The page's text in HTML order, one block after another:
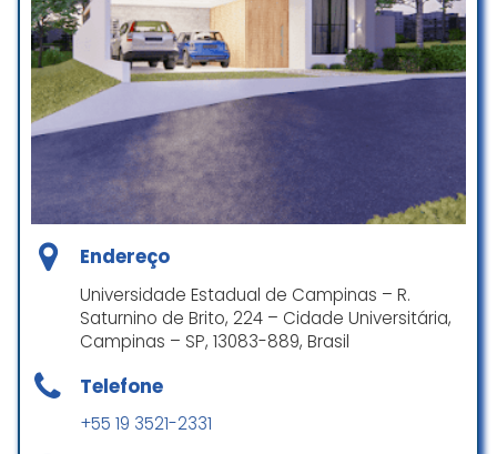
certo nota 10.
Guilherme Alburguetti
Para obter o CND referente ao
meu imóvel, contei com o trabalho
da EngeAjuda, empresa excelente
no atendimento e conhecimento
atentos, cordiais e eficientes nos
atendimentos.
Recomendo
Endereço
Universidade Estadual de Campinas – R.
Saturnino de Brito, 224 – Cidade Universitária,
Campinas – SP, 13083-889, Brasil
Telefone
+55 19 3521-2331